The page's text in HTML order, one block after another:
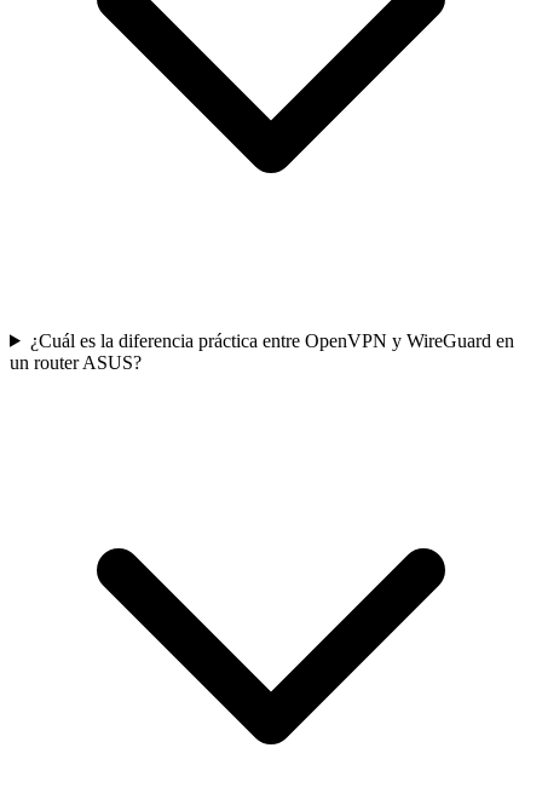
¿Cuál es la diferencia práctica entre OpenVPN y WireGuard en
un router ASUS?